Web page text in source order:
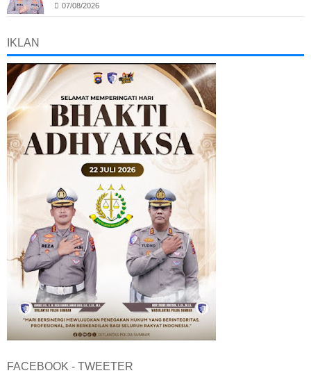
07/08/2026
IKLAN
FACEBOOK - TWEETER